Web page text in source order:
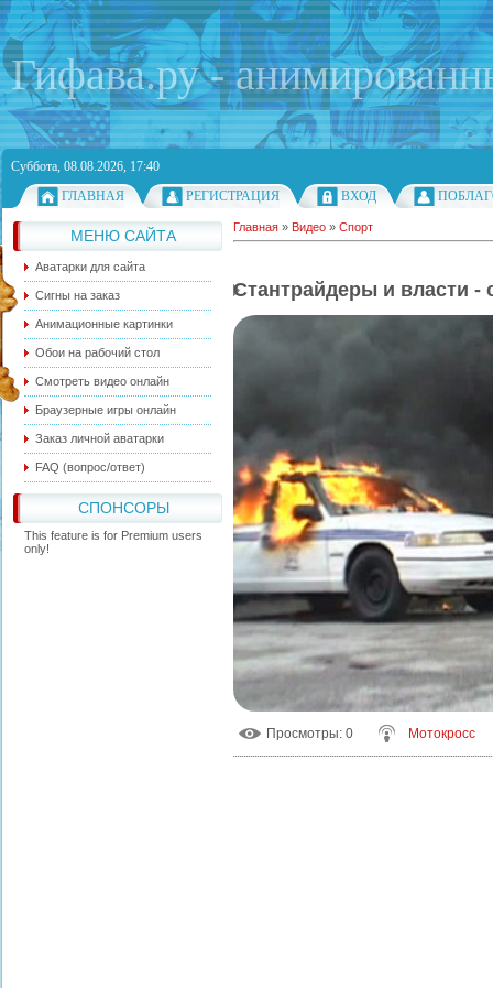
Гифава.ру -
Суббота, 08.08.2026, 17:40
ГЛАВНАЯ
РЕГИСТРАЦИЯ ВХОД
МЕНЮ САЙТА
Аватарки для сайта
Сигны на заказ
Анимационные картинки
Обои на рабочий стол
Смотреть видео онлайн
Браузерные игры онлайн
Заказ личной аватарки
FAQ (вопрос/ответ)
СПОНСОРЫ
This feature is for Premium users
only!
Главная » Видео » Спорт
Стантрайдеры и власти -
Просмотры: 0 Мотокросс